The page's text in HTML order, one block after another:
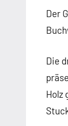
Der
Die
Holz